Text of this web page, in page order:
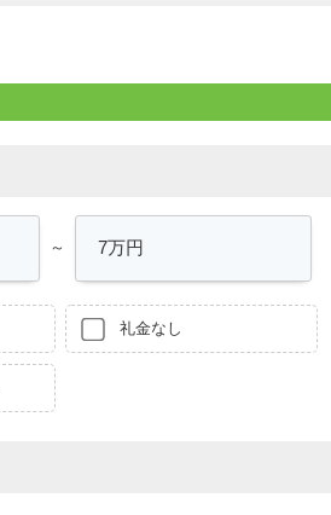
～
礼金なし